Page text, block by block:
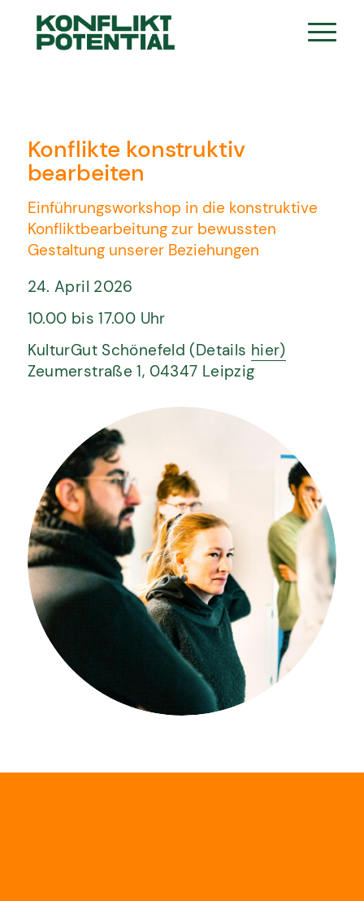
Konflikte konstruktiv
bearbeiten
Einführungsworkshop in die konstruktive
Konfliktbearbeitung zur bewussten
Gestaltung unserer Beziehungen
24. April 2026
10.00 bis 17.00 Uhr
KulturGut Schönefeld (Details hier)
Zeumerstraße 1, 04347 Leipzig